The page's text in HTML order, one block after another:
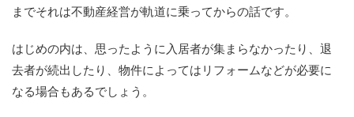
までそれは不動産経営が軌道に乗ってからの話です。
はじめの内は、思ったように入居者が集まらなかったり、退
去者が続出したり、物件によってはリフォームなどが必要に
なる場合もあるでしょう。